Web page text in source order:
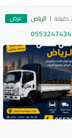
الرياض عرض